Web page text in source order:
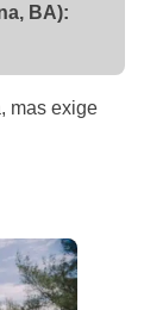
BA):
mas exige